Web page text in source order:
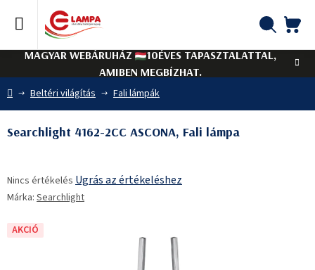
tartalomhoz
MAGYAR WEBÁRUHÁZ
10ÉVES TAPASZTALATTAL,
AMIBEN MEGBÍZHAT.
Kezdőlap
Beltéri világítás Fali lámpák
Searchlight 4162-2CC ASCONA, Fali lámpa
termék
átlagos
5-
Nincs értékelés Ugrás az értékeléshez
Márka: Searchlight
AKCIÓ